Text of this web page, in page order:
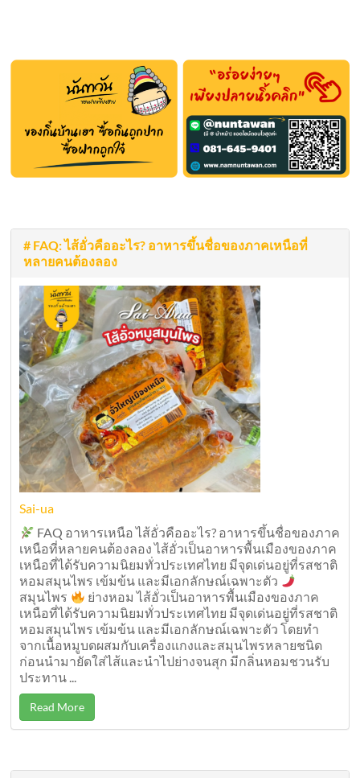
# FAQ: ไส้อั่วคืออะไร? อาหารขึ้นชื่อของภาคเหนือที่
หลายคนต้องลอง
Sai-ua
FAQ อาหารเหนือ ไส้อั่วคืออะไร? อาหารขึ้นชื่อของภาค
เหนือที่หลายคนต้องลอง ไส้อั่วเป็นอาหารพื้นเมืองของภาค
เหนือที่ได้รับความนิยมทั่วประเทศไทย มีจุดเด่นอยู่ที่รสชาติ
หอมสมุนไพร เข้มข้น และมีเอกลักษณ์เฉพาะตัว
สมุนไพร
ย่างหอม ไส้อั่วเป็นอาหารพื้นเมืองของภาค
เหนือที่ได้รับความนิยมทั่วประเทศไทย มีจุดเด่นอยู่ที่รสชาติ
หอมสมุนไพร เข้มข้น และมีเอกลักษณ์เฉพาะตัว โดยทำ
จากเนื้อหมูบดผสมกับเครื่องแกงและสมุนไพรหลายชนิด
ก่อนนำมายัดใส่ไส้และนำไปย่างจนสุก มีกลิ่นหอมชวนรับ
ประทาน ...
Read More